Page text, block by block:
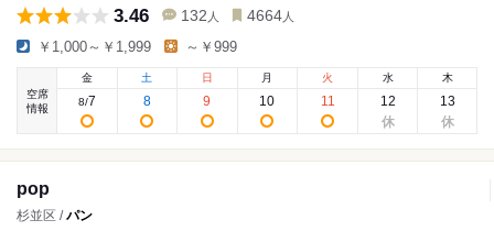
3.46 132 人 4664 人
￥1,000～￥1,999 ～￥999
空席
情報
金
8/7
土
8
日
9
月
10
火
11
水
12
木
13
pop
杉並区 /パン